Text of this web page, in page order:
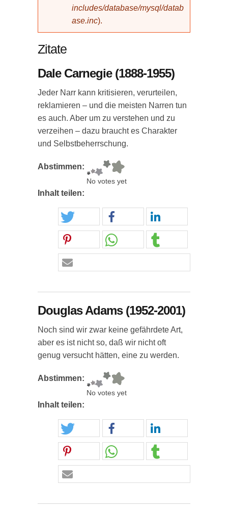
includes/database/mysql/datab
ase.inc).
Zitate
Dale Carnegie (1888-1955)
Jeder Narr kann kritisieren, verurteilen,
reklamieren – und die meisten Narren tun
es auch. Aber um zu verstehen und zu
verzeihen – dazu braucht es Charakter
und Selbstbeherrschung.
Abstimmen:
No votes yet
Inhalt teilen:
Douglas Adams (1952-2001)
Noch sind wir zwar keine gefährdete Art,
aber es ist nicht so, daß wir nicht oft
genug versucht hätten, eine zu werden.
Abstimmen:
No votes yet
Inhalt teilen: